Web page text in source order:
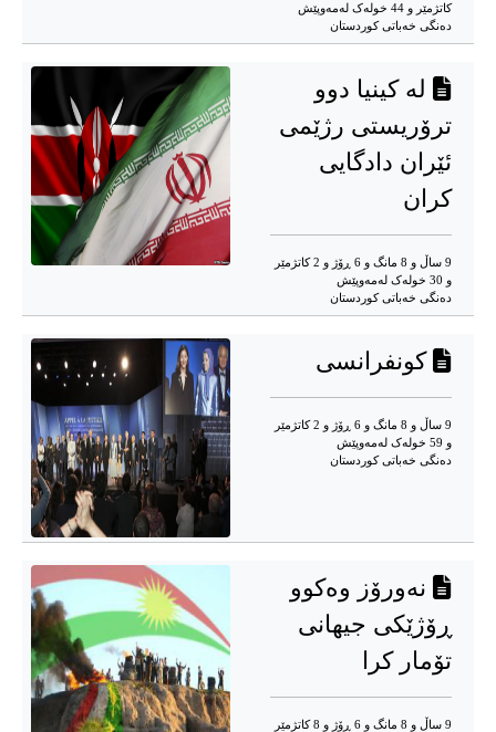
کاتژمێر و 44 خوله‌ک له‌مه‌وپێش‌
دەنگی خەباتی کوردستان
لە کینیا دوو
ترۆریستی رژێمی
ئێران دادگایی
کران
9 ساڵ و 8 مانگ و 6 ڕۆژ و 2 کاتژمێر
و 30 خوله‌ک له‌مه‌وپێش‌
دەنگی خەباتی کوردستان
کونفرانسی
9 ساڵ و 8 مانگ و 6 ڕۆژ و 2 کاتژمێر
و 59 خوله‌ک له‌مه‌وپێش‌
دەنگی خەباتی کوردستان
نەورۆز وەکوو
ڕۆژێکی جیهانی
تۆمار کرا
9 ساڵ و 8 مانگ و 6 ڕۆژ و 8 کاتژمێر